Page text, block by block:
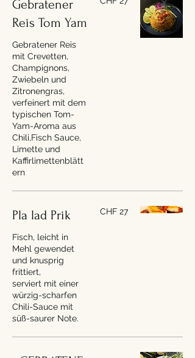
Gebratener
Reis Tom Yam
Gebratener Reis
mit Crevetten,
Champignons,
Zwiebeln und
Zitronengras,
verfeinert mit dem
typischen Tom-
Yam-Aroma aus
Chili,Fisch Sauce,
Limette und
Kaffirlimettenblätt
ern
Pla lad Prik
Fisch, leicht in
Mehl gewendet
und knusprig
frittiert,
serviert mit einer
würzig-scharfen
Chili-Sauce mit
süß-saurer Note.
CHF 27